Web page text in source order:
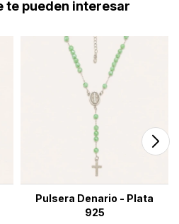
te pueden interesar
Pulsera Denario - Plata
925